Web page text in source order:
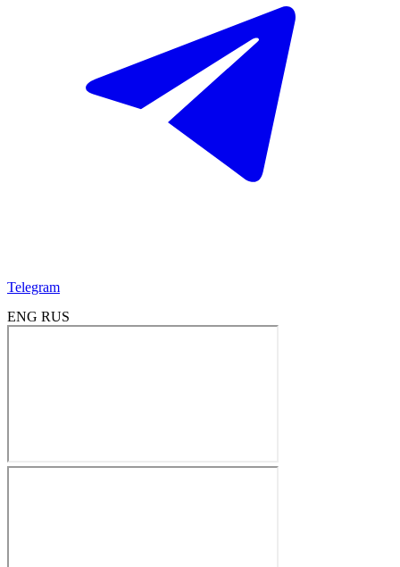
Telegram
ENG RUS